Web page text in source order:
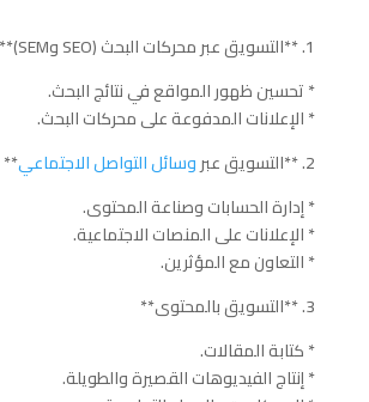
1. **التسويق عبر محركات البحث (SEO وSEM)**
* تحسين ظهور المواقع في نتائج البحث.
* الإعلانات المدفوعة على محركات البحث.
2. **التسويق عبر
وسائل التواصل الاجتماعي**
* إدارة الحسابات وصناعة المحتوى.
* الإعلانات على المنصات الاجتماعية.
* التعاون مع المؤثرين.
3. **التسويق بالمحتوى**
* كتابة المقالات.
* إنتاج الفيديوهات القصيرة والطويلة.